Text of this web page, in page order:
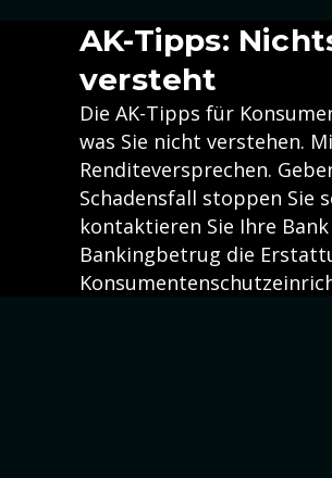
AK-Tipps:
versteht
Die AK-Tipps für
was Sie nicht verstehen.
Renditeversprechen.
Schadensfall stoppen Sie
kontaktieren Sie Ihre
Bankingbetrug die